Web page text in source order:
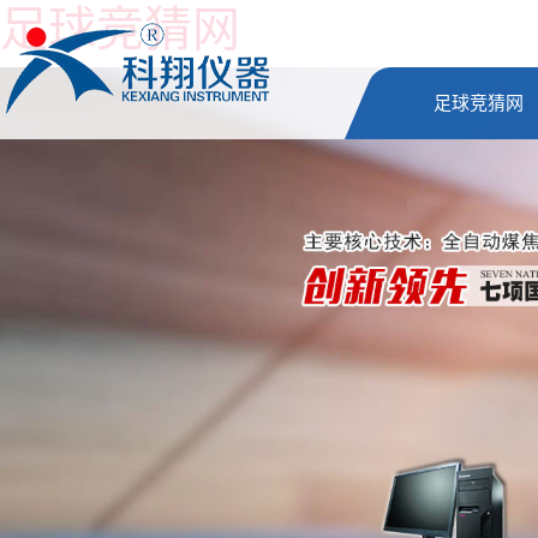
足球竞猜网
足球竞猜网